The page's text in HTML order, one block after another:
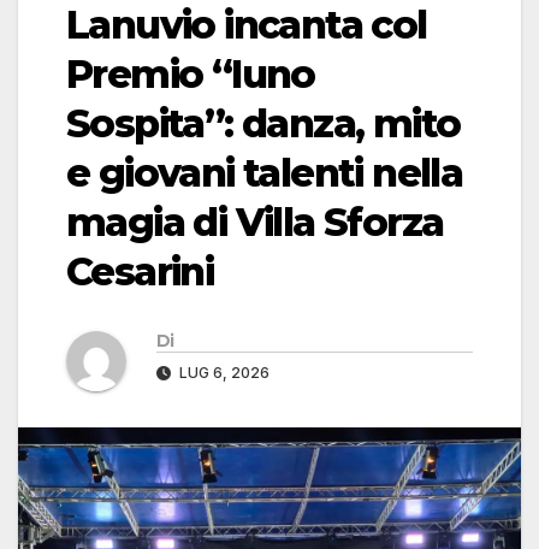
Lanuvio incanta col
Premio “Iuno
Sospita”: danza, mito
e giovani talenti nella
magia di Villa Sforza
Cesarini
Di
LUG 6, 2026